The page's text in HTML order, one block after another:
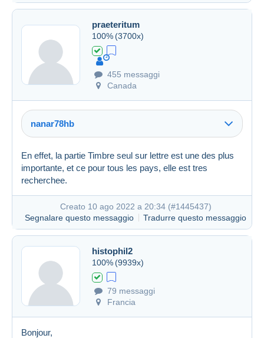
Creato 28 giu 2022 a 04:05 #1430044
praeteritum
100% (3700x)
455 messaggi
Canada
nanar78hb
Creato 10 ago 2022 a 12:55
En effet, la partie Timbre seul sur lettre est une des plus
importante, et ce pour tous les pays, elle est tres
recherchee.
Creato 10 ago 2022 a 20:34 (#1445437)
Segnalare questo messaggio
Tradurre questo messaggio
histophil2
100% (9939x)
79 messaggi
Francia
Bonjour,